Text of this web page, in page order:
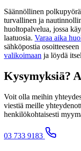
Säännöllinen
turvallinen ja
huoltopalvelua, jossa
laatuosia. Varaa aika
sähköpostia
valikoimaan ja löydä
Kysymyksiä?
Voit olla meihin
viestiä meille
henkilökohtaisesti
03 733 9183